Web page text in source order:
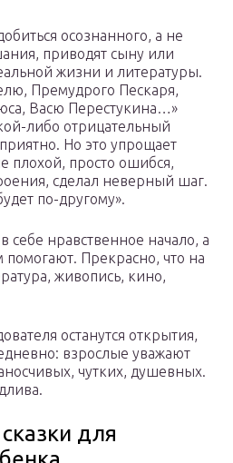
осознанного, а не
приводят сыну или
жизни и литературы.
Премудрого Пескаря,
Васю Перестукина…»
либо отрицательный
Но это упрощает
плохой, просто ошибся,
сделал неверный шаг.
по-другому».
себе нравственное начало, а
Прекрасно, что на
живопись, кино,
останутся открытия,
взрослые уважают
чутких, душевных.
для